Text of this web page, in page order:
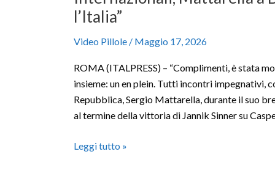
l’Italia”
Video Pillole / Maggio 17, 2026
ROMA (ITALPRESS) – “Complimenti, è stata
insieme: un en plein. Tutti incontri impegnativi,
Repubblica, Sergio Mattarella, durante il suo
al termine della vittoria di Jannik Sinner su
Leggi tutto »